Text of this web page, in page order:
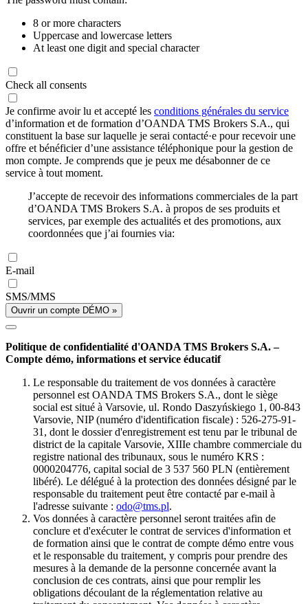
8 or more characters
Uppercase and lowercase letters
At least one digit and special character
Check all consents
Je confirme avoir lu et accepté les conditions générales du service
d’information et de formation d’OANDA TMS Brokers S.A., qui
constituent la base sur laquelle je serai contacté·e pour recevoir une
offre et bénéficier d’une assistance téléphonique pour la gestion de
mon compte. Je comprends que je peux me désabonner de ce
service à tout moment.
J’accepte de recevoir des informations commerciales de la part
d’OANDA TMS Brokers S.A. à propos de ses produits et
services, par exemple des actualités et des promotions, aux
coordonnées que j’ai fournies via:
E-mail
SMS/MMS
Ouvrir un compte DÉMO »
Politique de confidentialité d'OANDA TMS Brokers S.A. –
Compte démo, informations et service éducatif
Le responsable du traitement de vos données à caractère
personnel est OANDA TMS Brokers S.A., dont le siège
social est situé à Varsovie, ul. Rondo Daszyńskiego 1, 00-843
Varsovie, NIP (numéro d'identification fiscale) : 526-275-91-
31, dont le dossier d'enregistrement est tenu par le tribunal de
district de la capitale Varsovie, XIIIe chambre commerciale du
registre national des tribunaux, sous le numéro KRS :
0000204776, capital social de 3 537 560 PLN (entièrement
libéré). Le délégué à la protection des données désigné par le
responsable du traitement peut être contacté par e-mail à
l'adresse suivante : odo@tms.pl.
Vos données à caractère personnel seront traitées afin de
conclure et d'exécuter le contrat de services d'information et
de formation ainsi que le contrat de compte démo entre vous
et le responsable du traitement, y compris pour prendre des
mesures à la demande de la personne concernée avant la
conclusion de ces contrats, ainsi que pour remplir les
obligations découlant de la réglementation relative au